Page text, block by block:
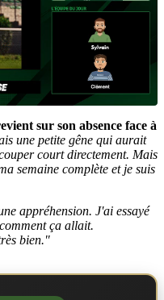
sur son absence face à
une petite gêne qui aurait
court directement. Mais
semaine complète et je suis
appréhension. J'ai essayé
ça allait.
bien."